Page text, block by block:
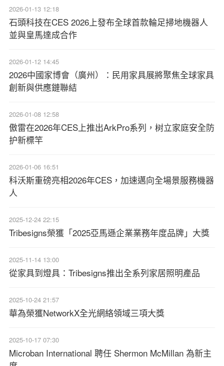
2026-01-13 12:18
石頭科技在CES 2026上發布全球首款輪足掃地機器人
並與皇馬達成合作
2026-01-12 14:45
2026中國家博會（廣州）：民用家具展將聚焦全球家具
創新與供應鏈聯結
2026-01-08 12:58
傲雷在2026年CES上推出ArkPro系列，树立家庭安全防
护新標竿
2026-01-06 16:51
科沃斯重磅亮相2026年CES，加速邁向全場景服務機器
人
2025-12-24 22:15
Tribesigns榮獲「2025亞馬遜企業業務年度品牌」大獎
2025-11-14 13:00
從家具到燈具：Tribesigns推出全系列家居照明產品
2025-10-24 21:57
華為榮獲NetworkX全光網絡領域三項大獎
2025-10-17 07:30
Microban International 聘任 Shermon McMillan 為新主